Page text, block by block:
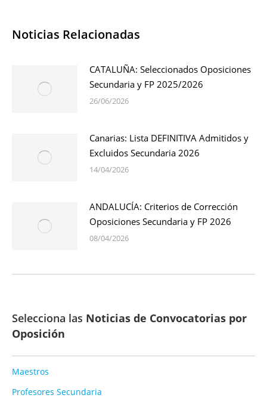
Noticias Relacionadas
CATALUÑA: Seleccionados Oposiciones
Secundaria y FP 2025/2026
26/06/2026
Canarias: Lista DEFINITIVA Admitidos y
Excluidos Secundaria 2026
14/04/2026
ANDALUCÍA: Criterios de Corrección
Oposiciones Secundaria y FP 2026
08/04/2026
Selecciona las Noticias de Convocatorias por
Oposición
Maestros
Profesores Secundaria